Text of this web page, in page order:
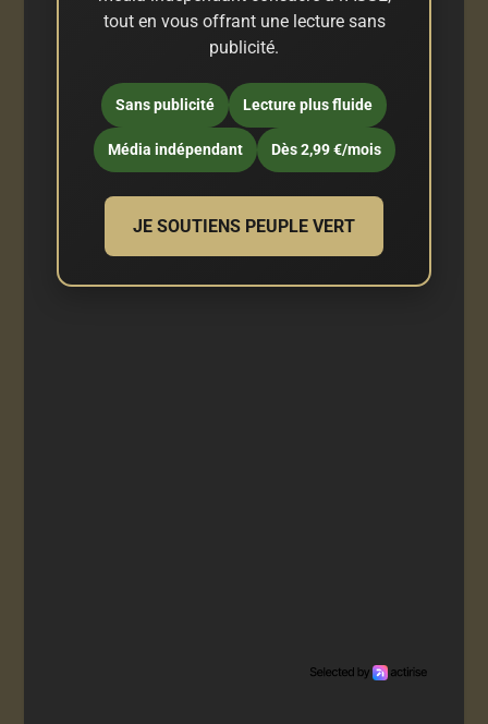
tout en vous offrant une lecture sans
publicité.
Sans publicité Lecture plus fluide
Média indépendant Dès 2,99 €/mois
JE SOUTIENS PEUPLE VERT